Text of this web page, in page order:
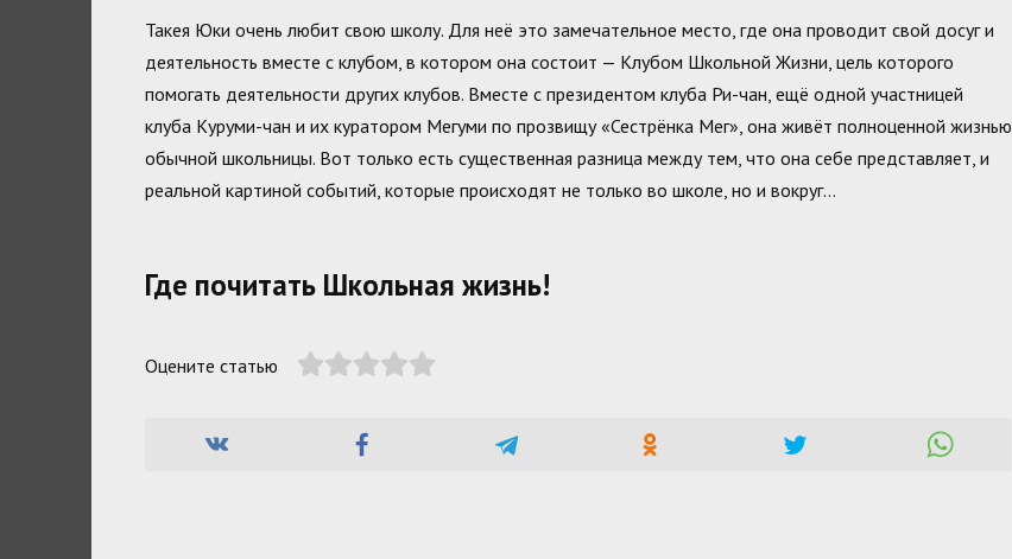
Такея Юки очень любит свою школу. Для неё это замечательное место, где она проводит свой досуг и
деятельность вместе с клубом, в котором она состоит — Клубом Школьной Жизни, цель которого
помогать деятельности других клубов. Вместе с президентом клуба Ри-чан, ещё одной участницей
клуба Куруми-чан и их куратором Мегуми по прозвищу «Сестрёнка Мег», она живёт полноценной жизнью
обычной школьницы. Вот только есть существенная разница между тем, что она себе представляет, и
реальной картиной событий, которые происходят не только во школе, но и вокруг…
Где почитать Школьная жизнь!
Оцените статью